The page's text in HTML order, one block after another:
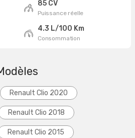
85 CV
Puissance réelle
4.3 L/100 Km
Consommation
Renault Clio 2020
Renault Clio 2018
Renault Clio 2015